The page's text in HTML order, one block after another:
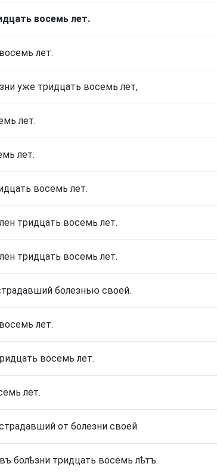
восемь лет.
лет.
уже тридцать восемь лет,
лет.
лет.
восемь лет.
тридцать восемь лет.
тридцать восемь лет.
болезнью своей.
лет.
восемь лет.
лет.
от болезни своей.
болѣзни тридцать восемь лѣтъ.